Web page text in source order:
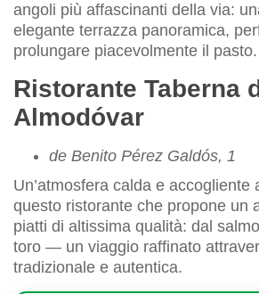
angoli più affascinanti della via:
elegante terrazza panoramica,
prolungare piacevolmente il pasto.
Ristorante Taberna
Almodóvar
de Benito Pérez Galdós, 1
Un’atmosfera calda e accogliente
questo ristorante che propone un
piatti di altissima qualità: dal
toro — un viaggio raffinato
tradizionale e autentica.